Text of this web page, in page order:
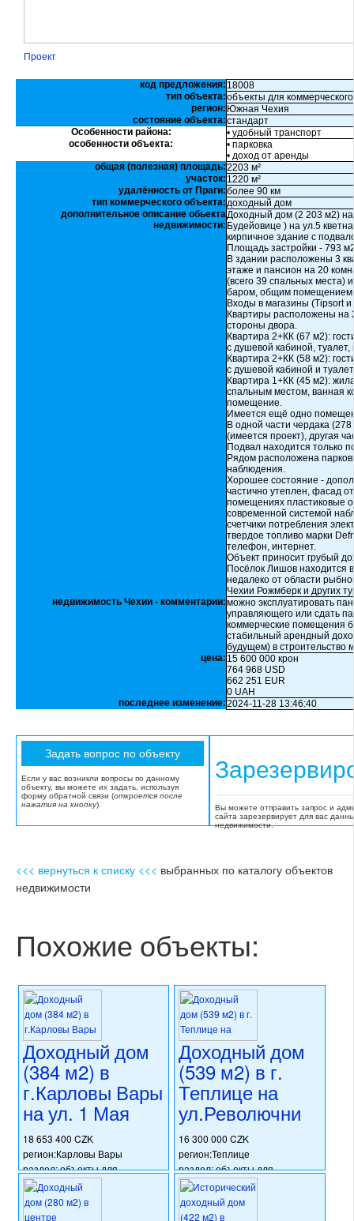
Проект
код предложения: 18008
тип объекта:объекты для
регион: Южная Чехия
состояние объекта:стандарт
Особенности района:
• удобный транспорт
особенности объекта:
• парковка
• доход от аренды
общая (полезная) площадь:2203 м²
участок: 1220 м²
удалённость от Праги:более 90 км
тип коммерческого объекта:доходный дом
дополнительное описание обьекта
недвижимости:
Доходный дом (2 203 м2)
Будейовице ) на ул.5
кирпичное здание с
Площадь застройки - 793
В здании расположены 3
этаже и пансион на 20
(всего 39 спальных места)
баром, общим помещением
Входы в магазины (Tipsort
Квартиры расположены на
стороны двора.
Квартира 2+КК (67 м2):
с душевой кабиной,
Квартира 2+КК (58 м2):
с душевой кабиной и
Квартира 1+КК (45 м2):
спальным местом, ванная
помещение.
Имеется ещё одно
В одной части чердака
(имеется проект), другая
Подвал находится только
Рядом расположена
наблюдения.
Хорошее состояние -
частично утеплен, фасад
помещениях пластиковые
современной системой
счетчики потребления
твердое топливо марки
телефон, интернет.
Объект приносит грубый
Посёлок Лишов находится
недалеко от области
Чехии Рожмберк и других
недвижимость Чехии - комментарии:можно эксплуатировать
управляющего или сдать
коммерческие помещения
стабильный арендный
будущем) в строительство
цена: 15 600 000 крон
764 968 USD
662 251 EUR
0 UAH
последнее изменение:2024-11-28 13:46:40
Если у вас возникли вопросы по данному
объекту, вы можете их задать, используя
форму обратной связи (откроется после
нажатия на кнопку).
Вы можете отправить запрос и
сайта зарезервирует для вас
недвижимости.
<<< вернуться к списку <<< выбранных по каталогу объектов
недвижимости
Похожие объекты:
Доходный дом
(384 м2) в
г.Карловы Вары
на ул. 1 Мая
18 653 400 CZK
регион:Карловы Вары
раздел: объекты для
коммерческого использования
состояние: после
реконструкции
Доходный дом
(539 м2) в г.
Теплице на
ул.Револючни
16 300 000 CZK
регион:Теплице
раздел: объекты для
коммерческого использования
состояние: стандарт
номер объекта: